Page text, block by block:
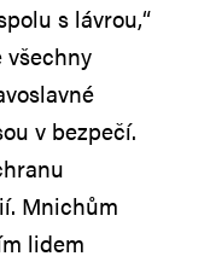
s lávrou,“
všechny
v bezpečí.
Mnichům
lidem